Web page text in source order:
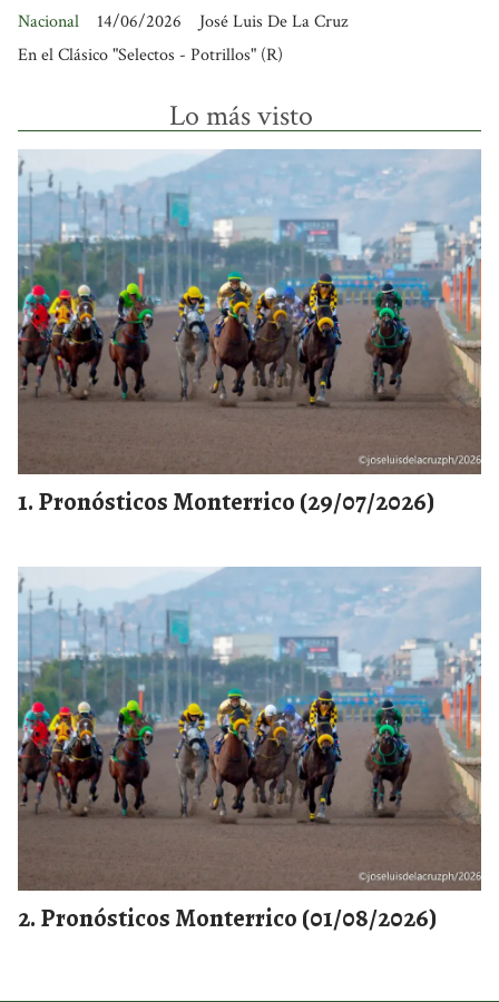
José Luis De La Cruz
Nacional
14/06/2026
En el Clásico "Selectos - Potrillos" (R)
Lo más visto
Pronósticos Monterrico (29/07/2026)
Pronósticos Monterrico (01/08/2026)